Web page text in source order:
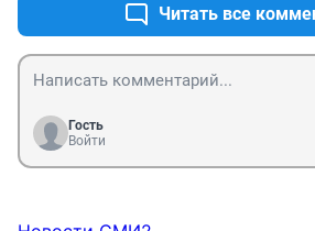
Читать все
Гость
Войти